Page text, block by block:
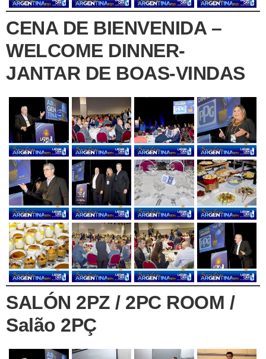
CENA DE BIENVENIDA –
WELCOME DINNER-
JANTAR DE BOAS-VINDAS
SALÓN 2PZ / 2PC ROOM /
Salão 2PÇ